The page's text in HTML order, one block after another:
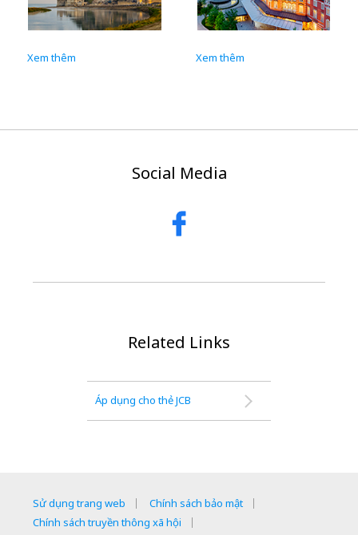
Xem thêm Xem thêm
Social Media
Related Links
Áp dụng cho thẻ JCB
Sử dụng trang web
Chính sách bảo mật
Chính sách truyền thông xã hội